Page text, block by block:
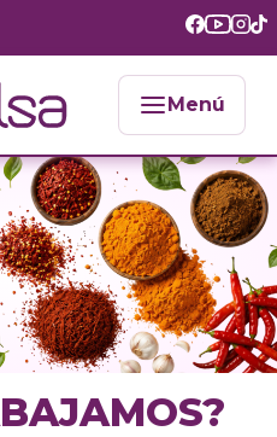
Menú